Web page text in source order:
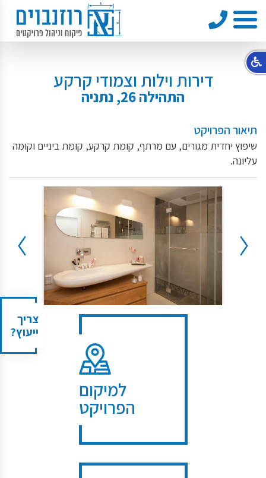
תפריט
דירות וילות וצמודי קרקע
התהילה 26, נתניה
תיאור הפרויקט
שיפוץ יחדית מגורים, עם מרתף, קומת קרקע, קומת ביניים וקומה
עליונה.
למיקום
הפרויקט
צריך
ייעוץ?